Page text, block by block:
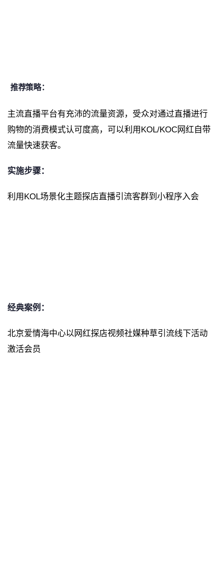
推荐策略：
主流直播平台有充沛的流量资源，受众对通过直播进行
购物的消费模式认可度高，可以利用KOL/KOC网红自带
流量快速获客。
实施步骤：
利用KOL场景化主题探店直播引流客群到小程序入会
经典案例：
北京爱情海中心以网红探店视频社媒种草引流线下活动
激活会员